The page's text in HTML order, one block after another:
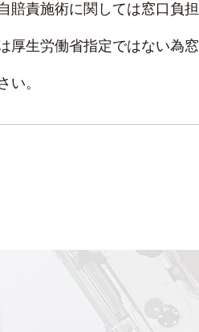
賠責施術に関しては窓口負
厚生労働省指定ではない為
い。